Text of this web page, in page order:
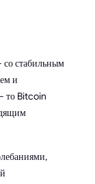
со стабильным
и
то Bitcoin